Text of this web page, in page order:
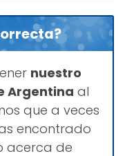
nuestro
Argentina al
que a veces
encontrado
acerca de